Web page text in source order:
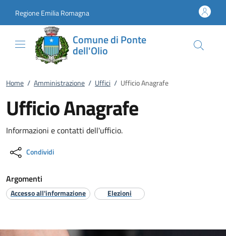
Regione Emilia Romagna
Comune di Ponte
dell'Olio
Home / Amministrazione / Uffici / Ufficio Anagrafe
Ufficio Anagrafe
Informazioni e contatti dell'ufficio.
Condividi
Argomenti
Accesso all'informazione Elezioni